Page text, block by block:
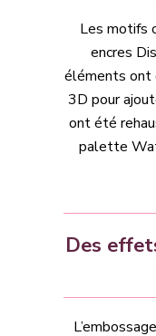
Les motifs
encres
éléments ont
3D pour
ont été
palette
Des